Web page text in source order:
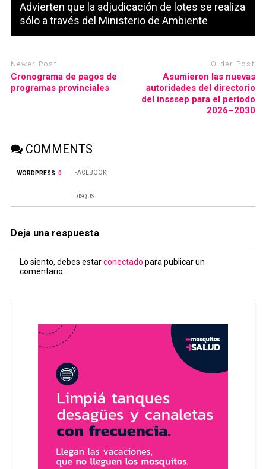
Advierten que la adjudicación de lotes se realiza
sólo a través del Ministerio de Ambiente
Newer Post
Cronograma de pagos de
programas provinciales
Older Post
Asumieron las nuevas
autoridades del directorio
del insssep para el período
2026–2030
COMMENTS
WORDPRESS: 0 FACEBOOK:
DISQUS:
Deja una respuesta
Lo siento, debes estarconectado para publicar un
comentario.